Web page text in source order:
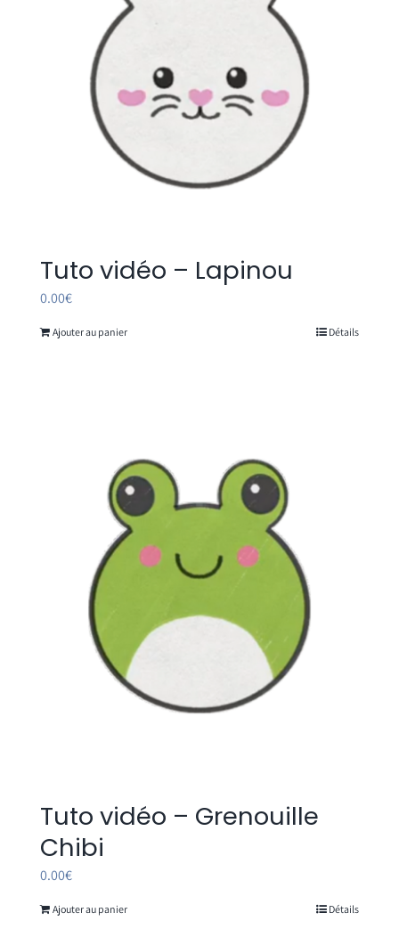
Tuto vidéo – Lapinou
0.00€
Ajouter au panier Détails
Tuto vidéo – Grenouille
Chibi
0.00€
Ajouter au panier Détails